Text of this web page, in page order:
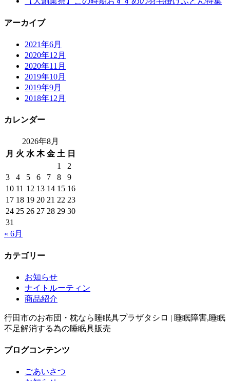
アーカイブ
2021年6月
2020年12月
2020年11月
2019年10月
2019年9月
2018年12月
カレンダー
2026年8月
月 火 水 木 金 土 日
1
2
3
4 5 6 7 8
9
10 11 12 13 14 15 16
17 18 19 20 21 22 23
24 25 26 27 28 29 30
31
« 6月
カテゴリー
お知らせ
ナイトルーティン
商品紹介
行田市のお布団・枕なら睡眠具プラザタシロ | 睡眠障害,睡眠
不足解消する為の睡眠具販売
ブログコンテンツ
ごあいさつ